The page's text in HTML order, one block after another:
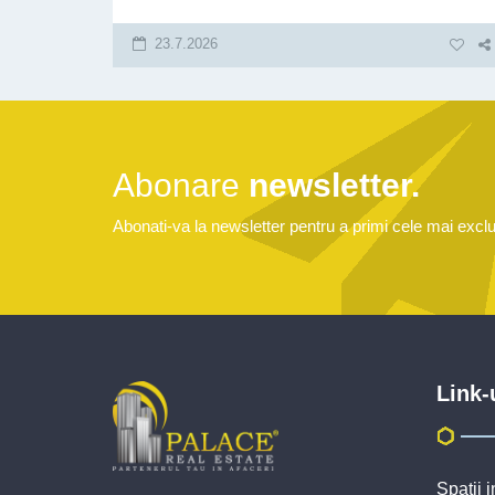
23.7.2026
Abonare newsletter.
Abonati-va la newsletter pentru a primi cele mai
Link-
Spatii